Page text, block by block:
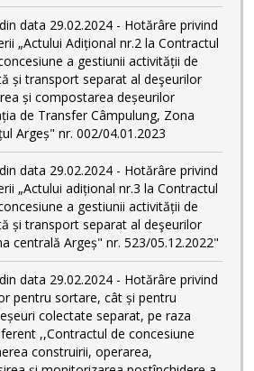
data 29.02.2024 - Hotărâre privind
„Actului Adițional nr.2 la Contractul
a gestiunii activității de
și transport separat al deşeurilor
și compostarea deșeurilor
de Transfer Câmpulung, Zona
Argeș" nr. 002/04.01.2023
data 29.02.2024 - Hotărâre privind
„Actului adițional nr.3 la Contractul
a gestiunii activității de
și transport separat al deşeurilor
centrală Argeș" nr. 523/05.12.2022"
data 29.02.2024 - Hotărâre privind
pentru sortare, cât și pentru
colectate separat, pe raza
,,Contractul de concesiune
construirii, operarea,